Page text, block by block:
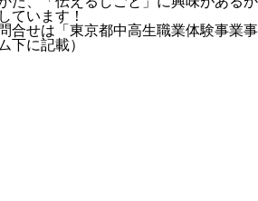
ています！
合せは「東京都中高生職業体験事業事
下に記載）